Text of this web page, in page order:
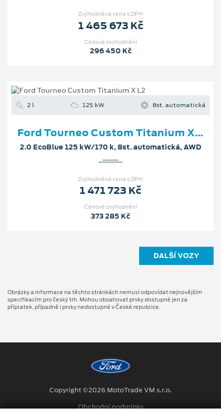
Zvýhodněná cena s DPH
1 465 673 Kč
Cenové zvýhodnění
296 450 Kč
2 l 125 kW 8st. automatická
Ford Tourneo Custom Titanium X L2
2.0 EcoBlue 125 kW/170 k, 8st. automatická, AWD
Zvýhodněná cena s DPH
1 471 723 Kč
Cenové zvýhodnění
373 285 Kč
DALŠÍ VOZY
Obrázky a informace na těchto stránkách nemusí odpovídat nejnovějším
specifikacím pro český trh. Mohou obsahovat prvky dostupné jen za
příplatek, případně i prvky nedostupné v České republice.
Copyright ©2026 MotoTrade VM s.r.o.
Obchodní podmínky